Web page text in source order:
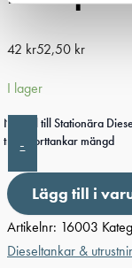
42 kr52,50 kr
I lager
-
Nyckel till Stationära
transporttankar mängd
Lägg till i
Artikelnr: 16003
Dieseltankar &